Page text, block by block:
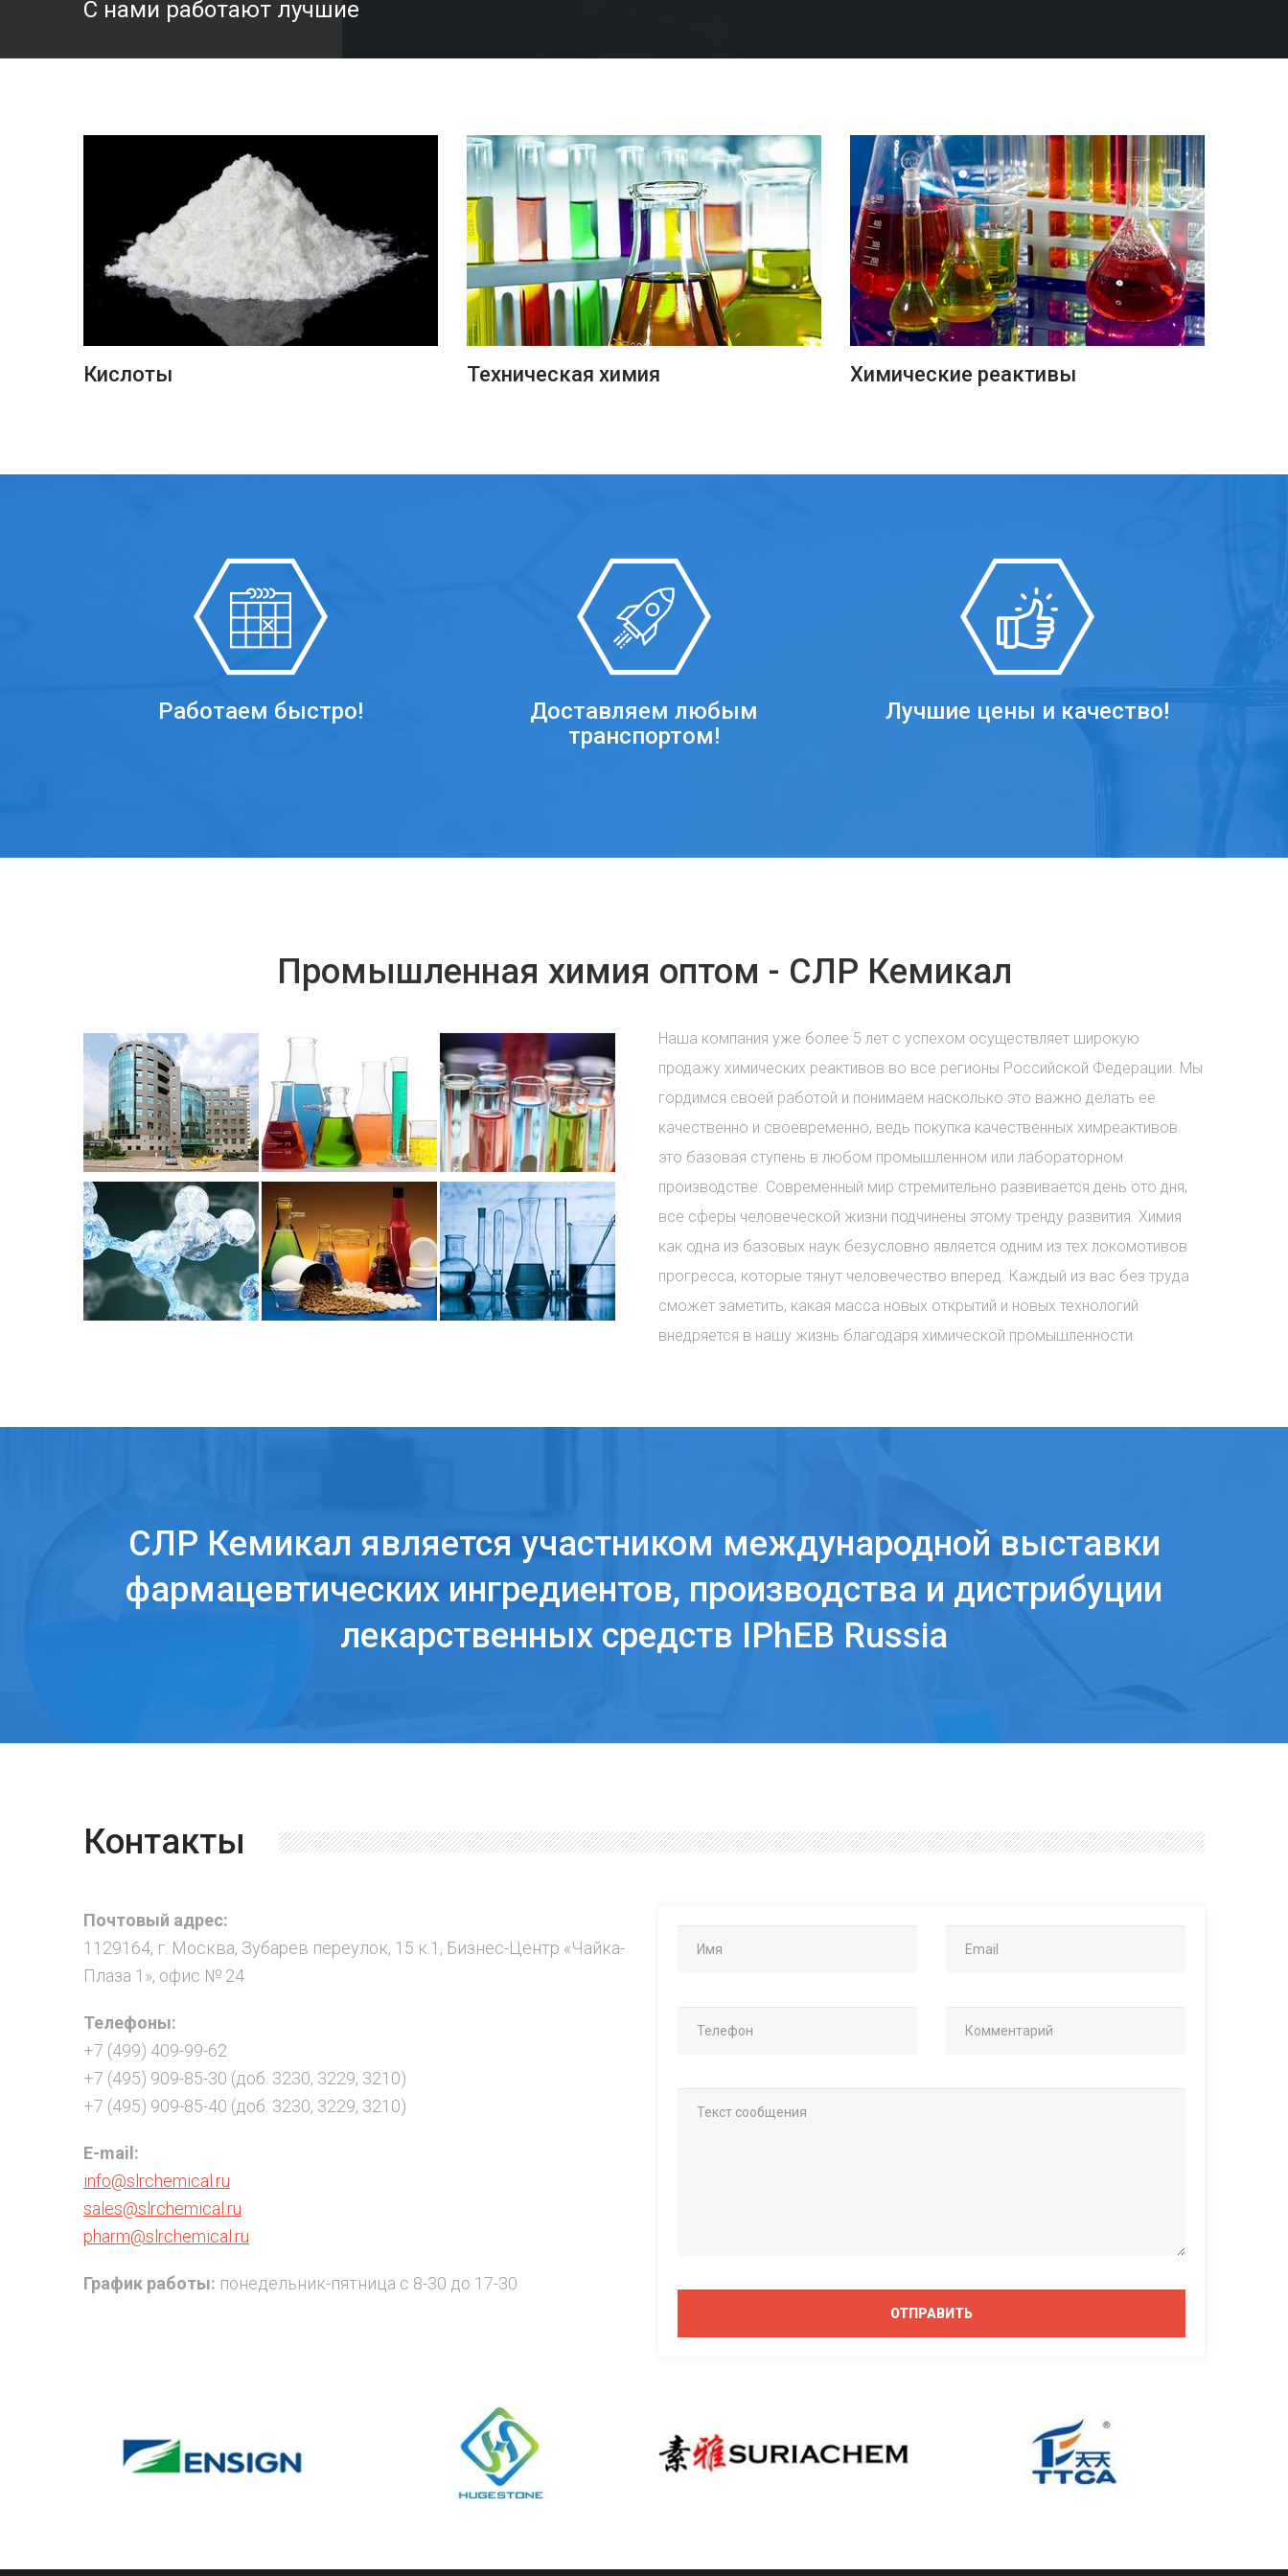
С нами работают лучшие
ПОДРОБНЕЕ
Кислоты
ПОДРОБНЕЕ
Техническая химия
ПОДРОБНЕЕ
Химические реактивы
Работаем быстро!
Доставляем любым
транспортом!
Лучшие цены и качество!
Промышленная химия оптом - СЛР Кемикал
Наша компания уже более 5 лет с успехом осуществляет широкую
продажу химических реактивов во все регионы Российской Федерации. Мы
гордимся своей работой и понимаем насколько это важно делать ее
качественно и своевременно, ведь покупка качественных химреактивов
это базовая ступень в любом промышленном или лабораторном
производстве. Современный мир стремительно развивается день ото дня,
все сферы человеческой жизни подчинены этому тренду развития. Химия
как одна из базовых наук безусловно является одним из тех локомотивов
прогресса, которые тянут человечество вперед. Каждый из вас без труда
сможет заметить, какая масса новых открытий и новых технологий
внедряется в нашу жизнь благодаря химической промышленности.
СЛР Кемикал является участником международной выставки
фармацевтических ингредиентов, производства и дистрибуции
лекарственных средств IPhEB Russia
Контакты
Почтовый адрес:
1129164, г. Москва, Зубарев переулок, 15 к.1, Бизнес-Центр «Чайка-
Плаза 1», офис № 24
Телефоны:
+7 (499) 409-99-62
+7 (495) 909-85-30 (доб. 3230, 3229, 3210)
+7 (495) 909-85-40 (доб. 3230, 3229, 3210)
E-mail:
info@slrchemical.ru
sales@slrchemical.ru
pharm@slrchemical.ru
График работы: понедельник-пятница с 8-30 до 17-30
ОТПРАВИТЬ